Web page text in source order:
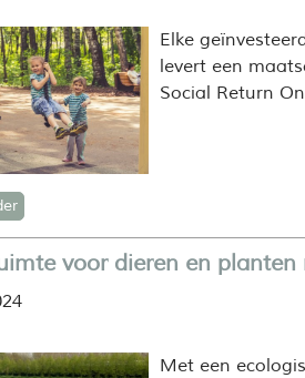
Elke
levert een
Social Return
voor dieren en
Met een